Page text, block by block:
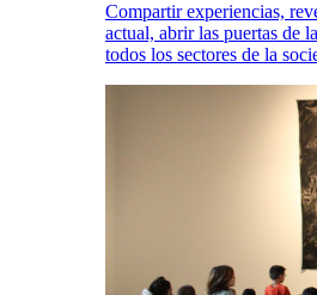
Compartir experiencias,
actual, abrir las puertas de
todos los sectores de la